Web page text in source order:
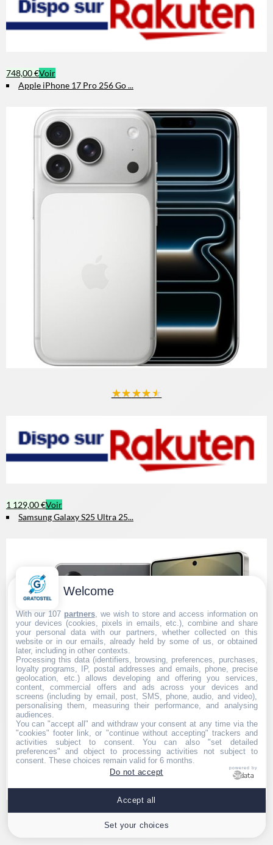
748,00 €Voir
Apple iPhone 17 Pro 256 Go ...
★★★★★
1 129,00 €Voir
Samsung Galaxy S25 Ultra 25...
★★★★★
Welcome
With our 107 partners, we wish to store and access information on
your devices (cookies, pixels in emails, etc.), combine and share
your personal data with our partners, whether collected on this
website or in our emails, already held by some of us, or obtained
later, including in other contexts.
Processing this data (identifiers, browsing, preferences, purchases,
loyalty programs, IP, postal addresses and emails, phone, precise
geolocation, etc.) allows developing and offering you services,
content, commercial offers and ads across your devices and
screens (including by email, post, SMS, phone, audio, and video),
personalising them, measuring their performance, and analysing
audiences.
You can "accept all" and withdraw your consent at any time via the
"cookies" footer link, or "continue without accepting" trackers and
activities subject to consent. You can also "set detailed
preferences" and object to processing activities not subject to
consent. These choices remain valid for 6 months.
Do not accept
powered by
Set your choices
Accept all